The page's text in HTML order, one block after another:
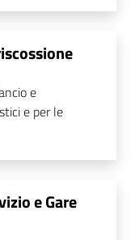
e
e per le
e Gare